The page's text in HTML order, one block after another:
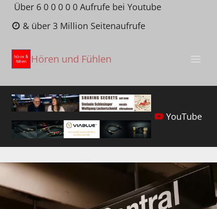
Zum
Inhalt
springen
Über 6 0 0 0 0 0 Aufrufe bei Youtube
& über 3 Million Seitenaufrufe
Hören und Fühlen
YouTube